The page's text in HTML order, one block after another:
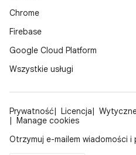
Chrome
Firebase
Google Cloud Platform
Wszystkie usługi
Prywatność Licencja
Manage cookies
Otrzymuj e-mailem wiadomości i